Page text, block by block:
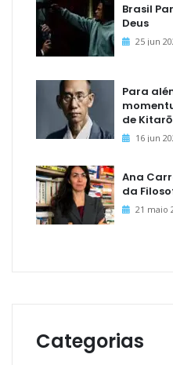
Brasil
Deus
25 jun
Para
de
16 jun
Ana
da
21 maio
Categorias